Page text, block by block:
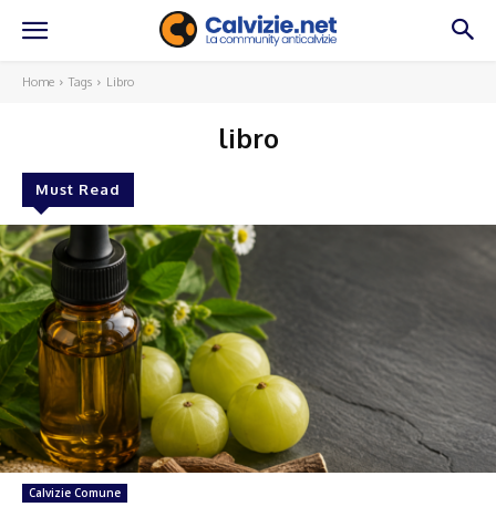
Home Tags Libro
libro
Must Read
Calvizie Comune